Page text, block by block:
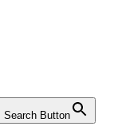
Search Button